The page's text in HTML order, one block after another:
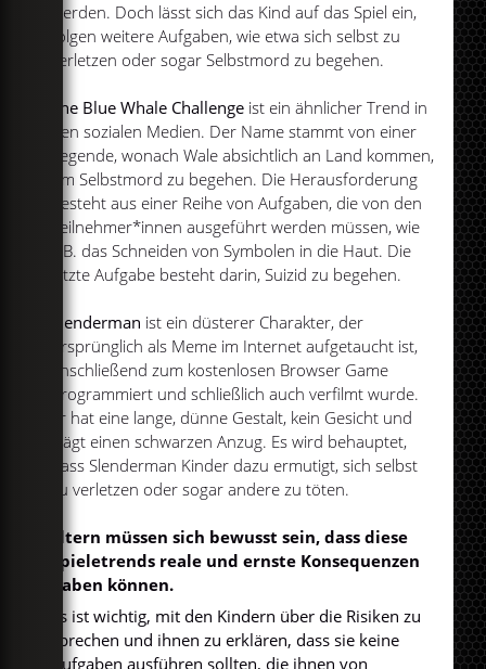
werden. Doch lässt sich das Kind auf das Spiel ein,
folgen weitere Aufgaben, wie etwa sich selbst zu
verletzen oder sogar Selbstmord zu begehen.
The Blue Whale Challenge ist ein ähnlicher Trend in
den sozialen Medien. Der Name stammt von einer
Legende, wonach Wale absichtlich an Land kommen,
um Selbstmord zu begehen. Die Herausforderung
besteht aus einer Reihe von Aufgaben, die von den
Teilnehmer*innen ausgeführt werden müssen, wie
z.B. das Schneiden von Symbolen in die Haut. Die
letzte Aufgabe besteht darin, Suizid zu begehen.
Slenderman ist ein düsterer Charakter, der
ursprünglich als Meme im Internet aufgetaucht ist,
anschließend zum kostenlosen Browser Game
programmiert und schließlich auch verfilmt wurde.
Er hat eine lange, dünne Gestalt, kein Gesicht und
trägt einen schwarzen Anzug. Es wird behauptet,
dass Slenderman Kinder dazu ermutigt, sich selbst
zu verletzen oder sogar andere zu töten.
Eltern müssen sich bewusst sein, dass diese
Spieletrends reale und ernste Konsequenzen
haben können.
Es ist wichtig, mit den Kindern über die Risiken zu
sprechen und ihnen zu erklären, dass sie keine
Aufgaben ausführen sollten, die ihnen von